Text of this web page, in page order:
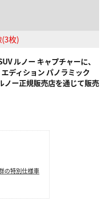
枚)
ルノー キャプチャーに、
ディション パノラミック
ノー正規販売店を通じて販売
の特別仕様車